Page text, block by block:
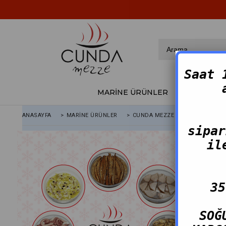
MARİNE ÜRÜNLER FÜME
ANASAYFA > MARINE ÜRÜNLER > CUNDA MEZZE EVDE KEYIF
Saat